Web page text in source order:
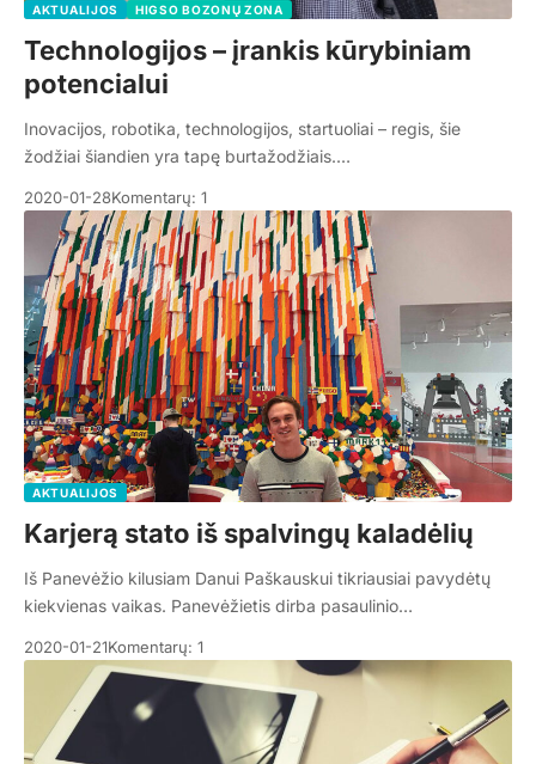
AKTUALIJOS HIGSO BOZONŲ ZONA
Technologijos – įrankis kūrybiniam
potencialui
Inovacijos, robotika, technologijos, startuoliai – regis, šie
žodžiai šiandien yra tapę burtažodžiais.…
2020-01-28Komentarų: 1
AKTUALIJOS
Karjerą stato iš spalvingų kaladėlių
Iš Panevėžio kilusiam Danui Paškauskui tikriausiai pavydėtų
kiekvienas vaikas. Panevėžietis dirba pasaulinio…
2020-01-21Komentarų: 1